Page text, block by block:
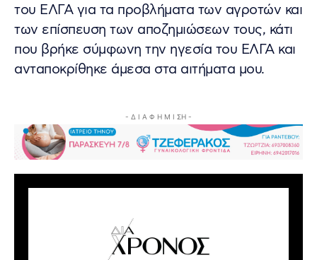
του ΕΛΓΑ για τα προβλήματα των αγροτών και
των επίσπευση των αποζημιώσεων τους, κάτι
που βρήκε σύμφωνη την ηγεσία του ΕΛΓΑ και
ανταποκρίθηκε άμεσα στα αιτήματα μου.
- Δ Ι Α Φ Η Μ Ι ΣΗ -